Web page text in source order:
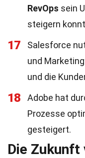
RevOps sein
steigern
17 Salesforce
und
und die
18 Adobe hat
Prozesse
gesteigert.
Die Zukunft